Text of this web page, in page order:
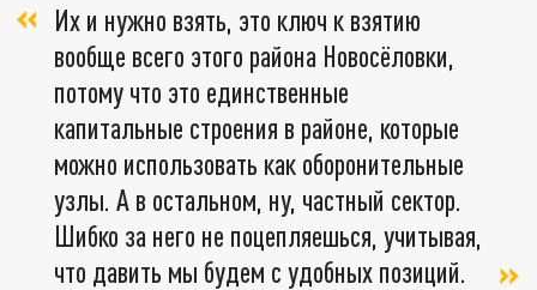
Их и нужно взять, это ключ к взятию
вообще всего этого района Новосёловки,
потому что это единственные
капитальные строения в районе, которые
можно использовать как оборонительные
узлы. А в остальном, ну, частный сектор.
Шибко за него не поцепляешься, учитывая,
что давить мы будем с удобных позиций.